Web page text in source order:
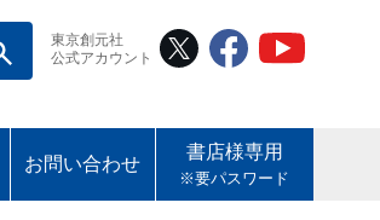
東京創元社
公式アカウント
お問い合わせ
書店様専用
※要パスワード